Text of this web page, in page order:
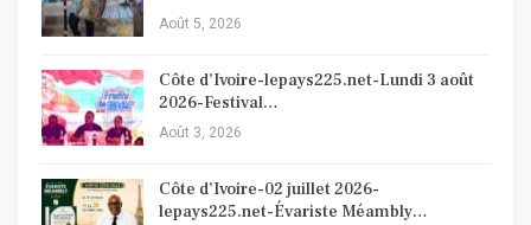
Août 5, 2026
Côte d’Ivoire-lepays225.net-Lundi 3 août
2026-Festival…
Août 3, 2026
Côte d’Ivoire-02 juillet 2026-
lepays225.net-Évariste Méambly…